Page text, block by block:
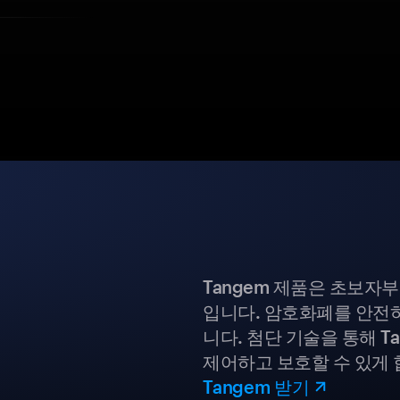
Tangem 제품은 초보자
입니다. 암호화폐를 안전
니다. 첨단 기술을 통해
제어하고 보호할 수 있게
Tangem 받기